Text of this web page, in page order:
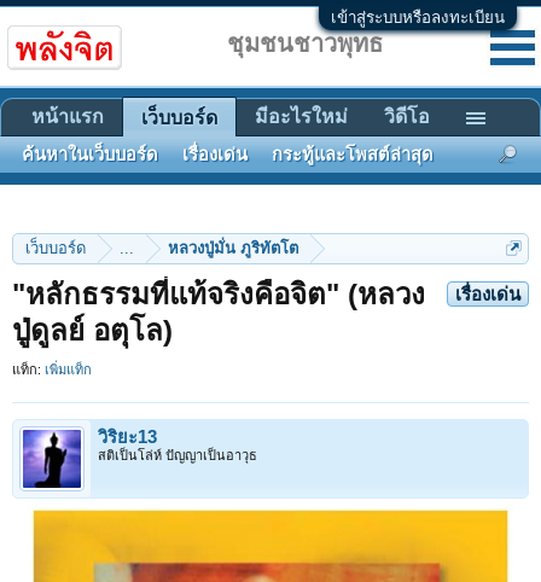
เข้าสู่ระบบหรือลงทะเบียน
เว็บบอร์ด ... หลวงปู่มั่น ภูริทัตโต
เรื่องเด่น
"หลักธรรมที่แท้จริงคือจิต" (หลวง
ปู่ดูลย์ อตุโล)
แท็ก: เพิ่มแท็ก
วิริยะ13
สติเป็นโล่ห์ ปัญญาเป็นอาวุธ
ชุมชนชาวพุทธ
หน้าแรก เว็บบอร์ด
ค้นหาในเว็บบอร์ด เรื่องเด่น กระทู้และโพสต์ล่าสุด
มีอะไรใหม่ วิดีโอ